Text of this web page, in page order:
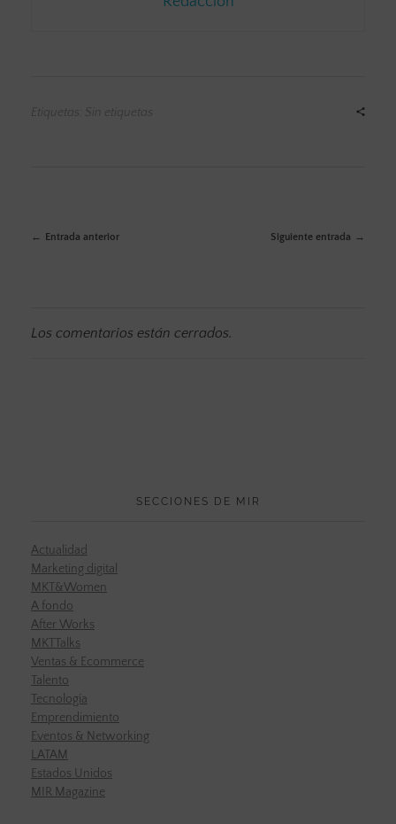
Etiquetas: Sin etiquetas
Entrada anterior Siguiente entrada
Los comentarios están cerrados.
SECCIONES DE MIR
Actualidad
Marketing digital
MKT&Women
A fondo
After Works
MKTTalks
Ventas & Ecommerce
Talento
Tecnología
Emprendimiento
Eventos & Networking
LATAM
Estados Unidos
MIR Magazine